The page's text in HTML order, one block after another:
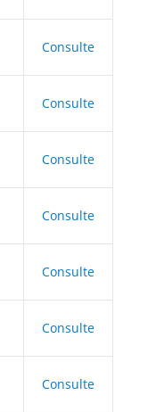
Consulte
Consulte
Consulte
Consulte
Consulte
Consulte
Consulte